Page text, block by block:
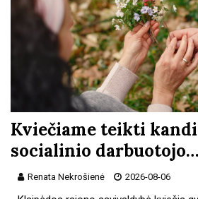
Kviečiame teikti
socialinio darbuotojo…
Renata Nekrošienė 2026-08-06